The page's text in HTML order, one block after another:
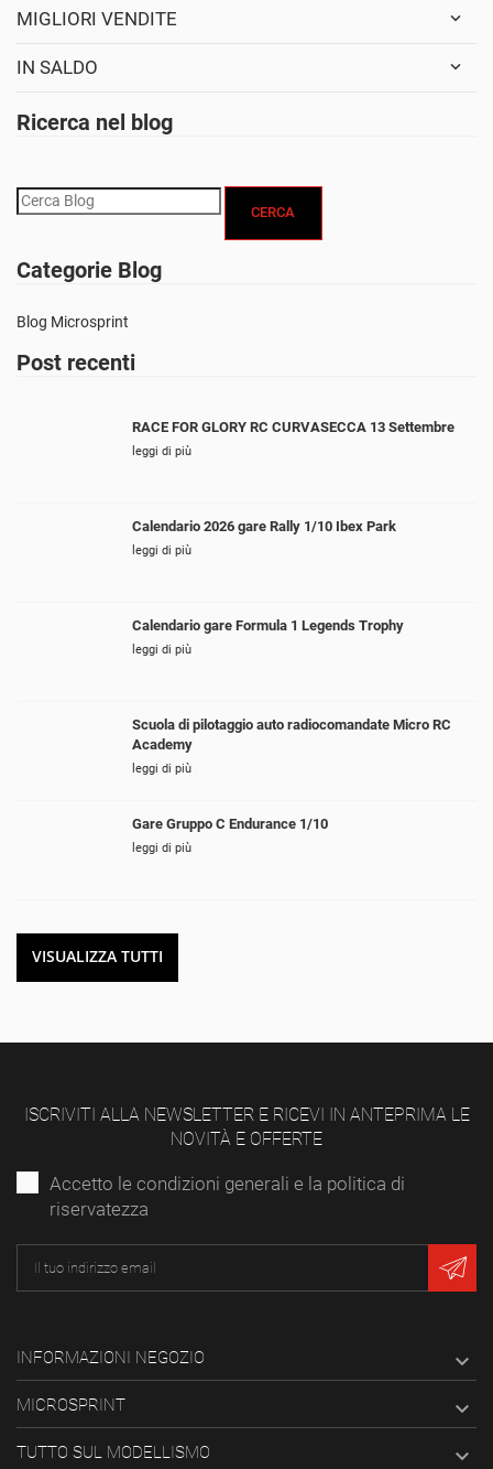
MIGLIORI VENDITE
IN SALDO
Ricerca nel blog
CERCA
Categorie Blog
Blog Microsprint
Post recenti
RACE FOR GLORY RC CURVASECCA 13 Settembre
leggi di più
Calendario 2026 gare Rally 1/10 Ibex Park
leggi di più
Calendario gare Formula 1 Legends Trophy
leggi di più
Scuola di pilotaggio auto radiocomandate Micro RC
Academy
leggi di più
Gare Gruppo C Endurance 1/10
leggi di più
VISUALIZZA TUTTI
ISCRIVITI ALLA NEWSLETTER E RICEVI IN ANTEPRIMA LE
NOVITÀ E OFFERTE
Accetto le condizioni generali e la politica di
riservatezza
INFORMAZIONI NEGOZIO 
MICROSPRINT 
TUTTO SUL MODELLISMO 